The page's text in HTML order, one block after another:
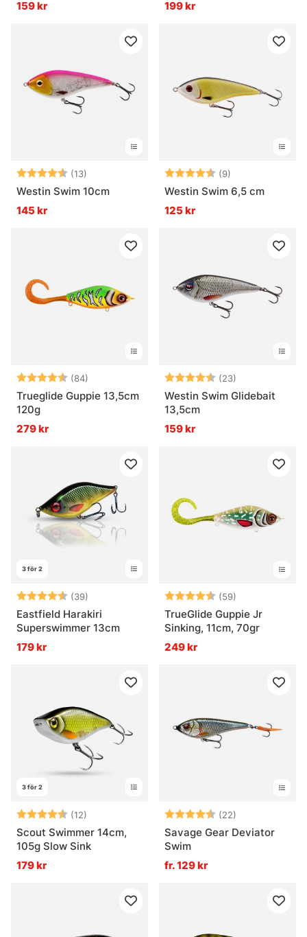
159 kr
199 kr
Betyg: (13)
4.8 utav 5 stjärnor
Westin Swim 10cm
145 kr
Betyg: (9)
Westin Swim 6,5 cm
125 kr
Betyg: (84)
4.7 utav 5 stjärnor
Trueglide Guppie 13,5cm
120g
279 kr
Betyg: (23)
Westin Swim Glidebait
13,5cm
159 kr
3 för 2
Betyg: (39)
4.6 utav 5 stjärnor
Eastfield Harakiri
Superswimmer 13cm
179 kr
Betyg: (59)
TrueGlide Guppie Jr
Sinking, 11cm, 70gr
249 kr
3 för 2
Betyg: (12)
4.7 utav 5 stjärnor
Scout Swimmer 14cm,
105g Slow Sink
179 kr
Betyg: (22)
Savage Gear Deviator
Swim
fr. 129 kr